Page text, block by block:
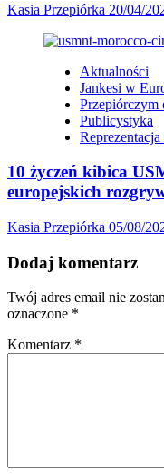
Kasia Przepiórka 20/04/
Aktualności
Jankesi w
Przepiórczym
Publicystyka
10 życzeń kibica
europejskich
Kasia Przepiórka 05/08/
Dodaj komentarz
Twój adres email nie
oznaczone *
Komentarz *